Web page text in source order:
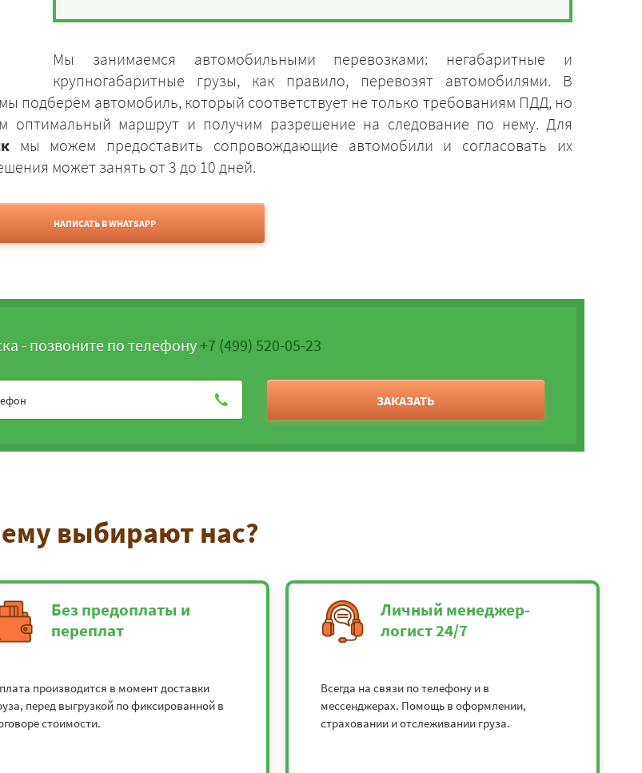
Мы занимаемся автомобильными перевозками: негабаритные и
крупногабаритные грузы, как правило, перевозят автомобилями. В
подберём автомобиль, который соответствует не только требованиям ПДД, но
оптимальный маршрут и получим разрешение на следование по нему. Для
мы можем предоставить сопровождающие автомобили и согласовать их
может занять от 3 до 10 дней.
НАПИСАТЬ В WHATSAPP
- позвоните по телефону+7 (499) 520-05-23
ЗАКАЗАТЬ
выбирают нас?
Без предоплаты и
переплат
производится в момент доставки
перед выгрузкой по фиксированной в
стоимости.
Личный менеджер-
логист 24/7
Всегда на связи по телефону и в
мессенджерах. Помощь в оформлении,
страховании и отслеживании груза.